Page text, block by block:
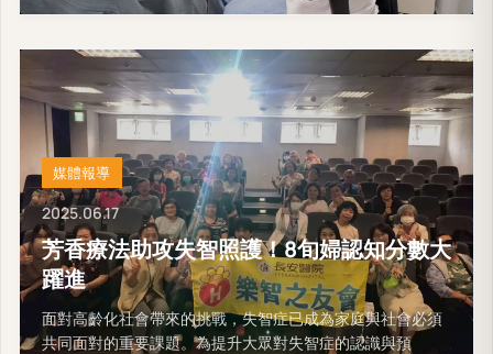
媒體報導
2025.06.17
芳香療法助攻失智照護！8旬婦認知分數大
躍進
面對高齡化社會帶來的挑戰，失智症已成為家庭與社會必須
共同面對的重要課題。為提升大眾對失智症的認識與預